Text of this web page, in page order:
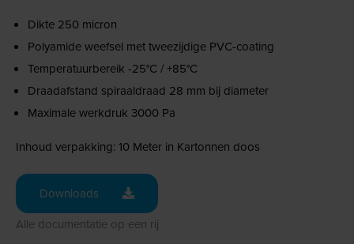
Dikte 250 micron
Polyamide weefsel met tweezijdige PVC-coating
Temperatuurbereik -25°C / +85°C
Draadafstand spiraaldraad 28 mm bij diameter
Maximale werkdruk 3000 Pa
Inhoud verpakking: 10 Meter in Kartonnen doos
Downloads
Alle documentatie op een rij